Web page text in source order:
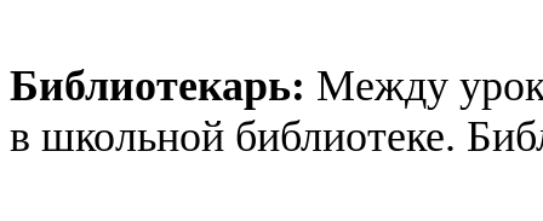
Библиотекарь: Между
в школьной библиотеке.